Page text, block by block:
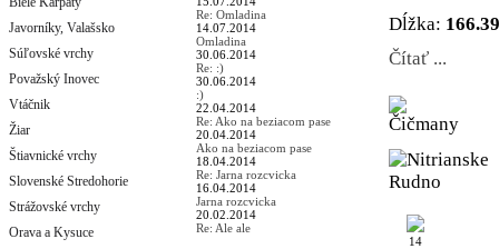
Javorníky, Valašsko
Súľovské vrchy
Považský Inovec
Vtáčnik
Žiar
Štiavnické vrchy
Slovenské Stredohorie
Strážovské vrchy
Orava a Kysuce
Re: Omladina
14.07.2014
Omladina
30.06.2014
Re: :)
30.06.2014
:)
22.04.2014
Re: Ako na beziacom pase
20.04.2014
Ako na beziacom pase
18.04.2014
Re: Jarna rozcvicka
16.04.2014
Jarna rozcvicka
20.02.2014
Re: Ale ale
Dĺžka:
Čítať ...
14